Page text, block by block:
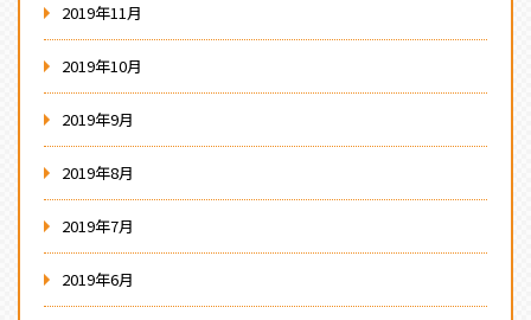
2019年11月
2019年10月
2019年9月
2019年8月
2019年7月
2019年6月